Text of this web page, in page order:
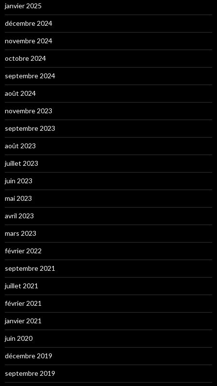
janvier 2025
décembre 2024
novembre 2024
octobre 2024
septembre 2024
août 2024
novembre 2023
septembre 2023
août 2023
juillet 2023
juin 2023
mai 2023
avril 2023
mars 2023
février 2022
septembre 2021
juillet 2021
février 2021
janvier 2021
juin 2020
décembre 2019
septembre 2019